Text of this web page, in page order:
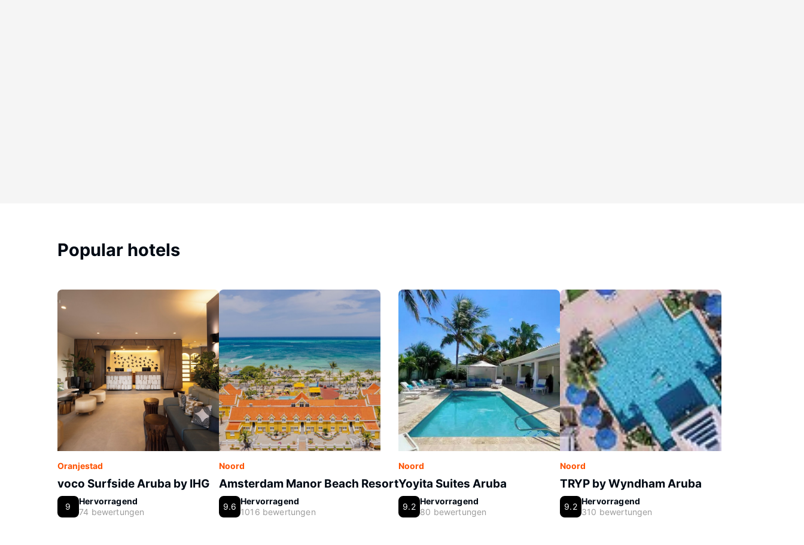
Popular hotels
Oranjestad
voco Surfside Aruba by IHG
9
Hervorragend
74 bewertungen
Noord
Amsterdam Manor Beach Resort
9.6
Hervorragend
1016 bewertungen
Noord
Yoyita Suites Aruba
9.2
Hervorragend
80 bewertungen
Noord
TRYP by Wyndham Aruba
9.2
Hervorragend
310 bewertungen